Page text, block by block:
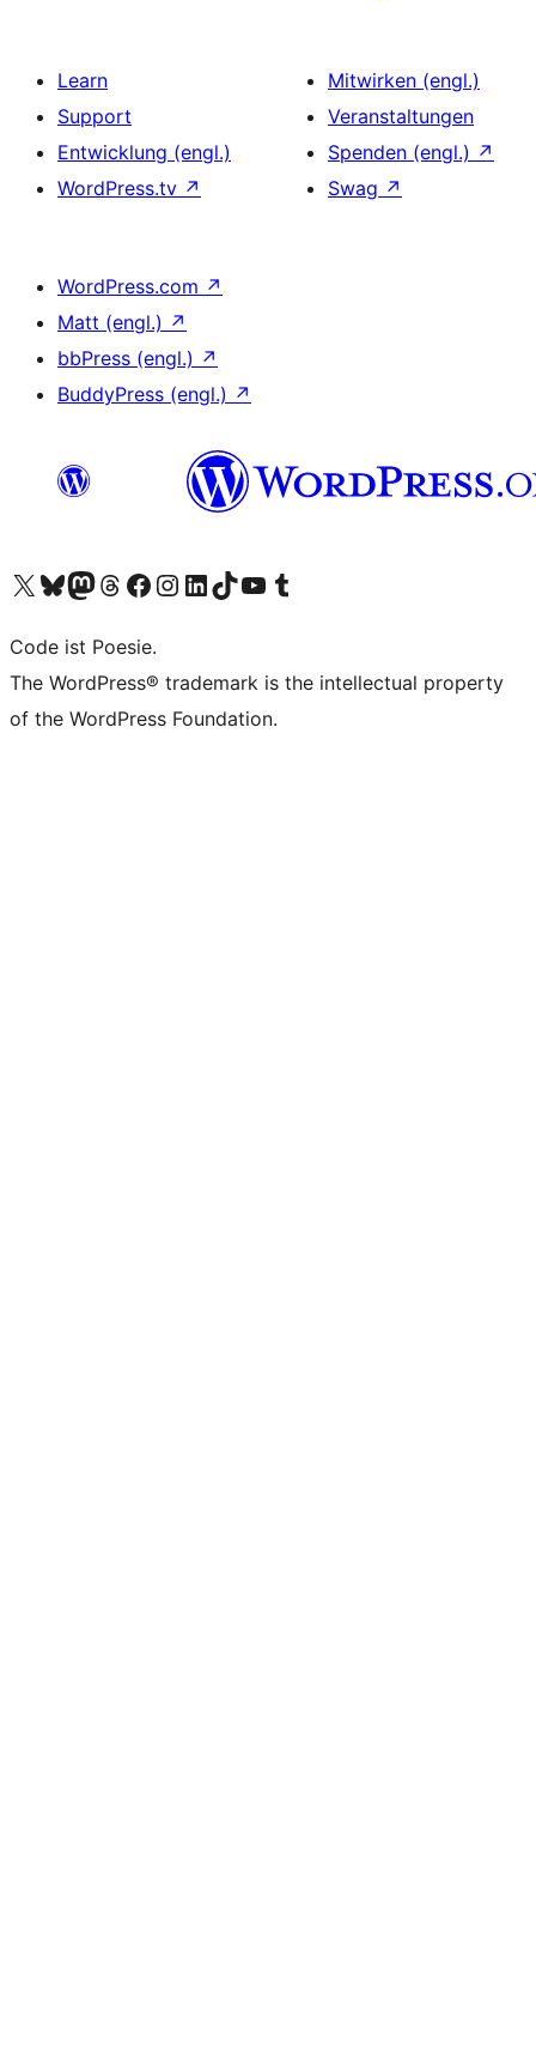
Learn
Support
Entwicklung (engl.)
WordPress.tv ↗
Mitwirken (engl.)
Veranstaltungen
Spenden (engl.) ↗
Swag ↗
WordPress.com ↗
Matt (engl.) ↗
bbPress (engl.) ↗
BuddyPress (engl.) ↗
Unser X-Konto (früher Twitter) besuchen
Unser Bluesky-Konto besuchen
Unser Mastodon-Konto besuchen
Unser Threads-Konto besuchen
Unsere Facebook-Seite besuchen
Unser Instagram-Konto besuchen
Unser LinkedIn-Konto besuchen
Unser TikTok-Konto besuchen
Unseren YouTube-Kanal besuchen
Unser Tumblr-Konto besuchen
Code ist Poesie.
The WordPress® trademark is the intellectual property
of the WordPress Foundation.